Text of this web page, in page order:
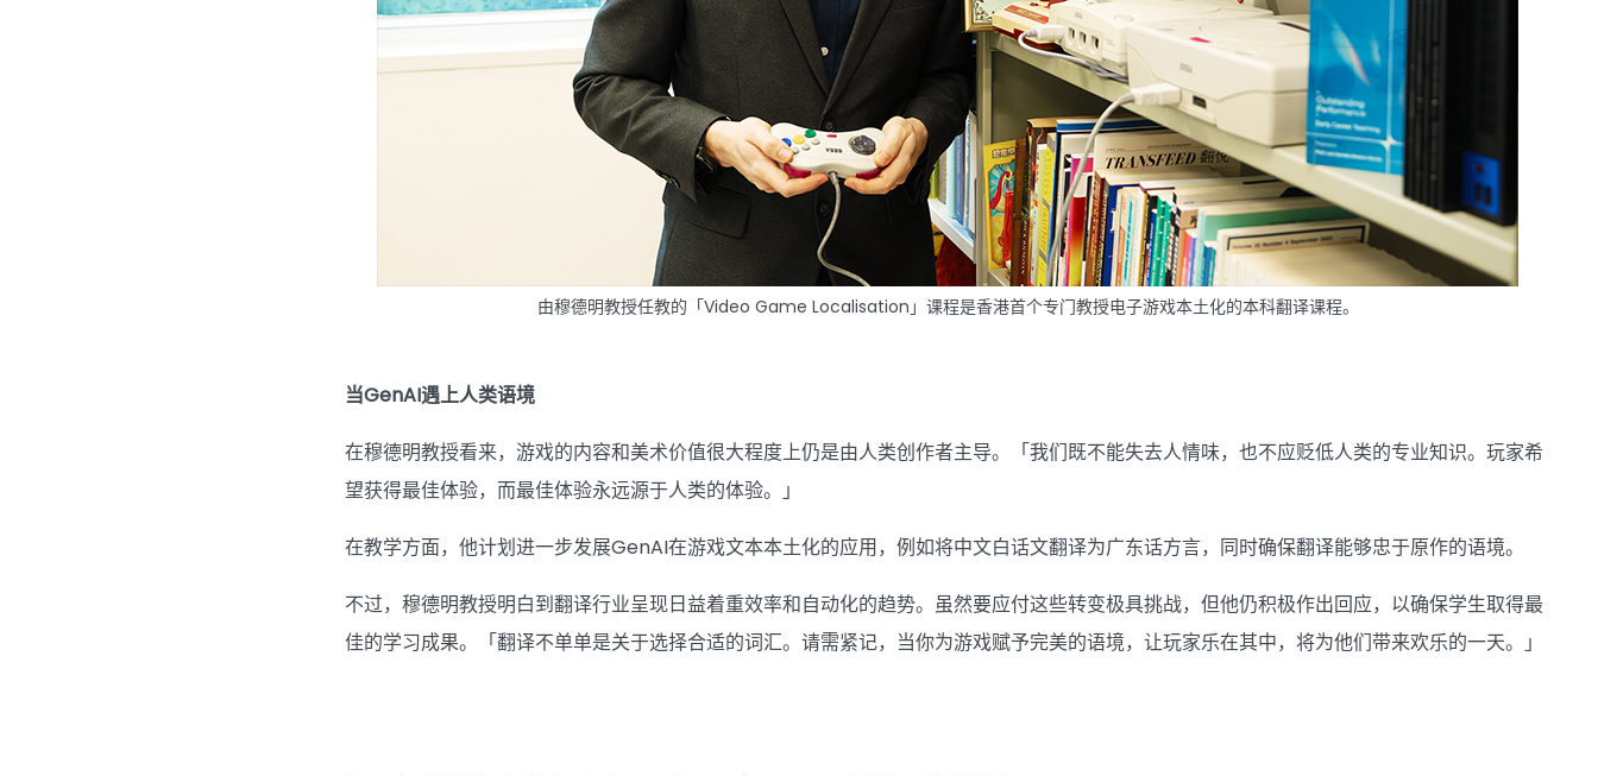
由穆德明教授任教的「Video Game Localisation」课程是香港首个专门教授电子游戏本土化的本科翻译课程。
当GenAI遇上人类语境
在穆德明教授看来，游戏的内容和美术价值很大程度上仍是由人类创作者主导。「我们既不能失去人情味，也不应贬低人类的专业知识。玩家希
望获得最佳体验，而最佳体验永远源于人类的体验。」
在教学方面，他计划进一步发展GenAI在游戏文本本土化的应用，例如将中文白话文翻译为广东话方言，同时确保翻译能够忠于原作的语境。
不过，穆德明教授明白到翻译行业呈现日益着重效率和自动化的趋势。虽然要应付这些转变极具挑战，但他仍积极作出回应，以确保学生取得最
佳的学习成果。「翻译不单单是关于选择合适的词汇。请需紧记，当你为游戏赋予完美的语境，让玩家乐在其中，将为他们带来欢乐的一天。」